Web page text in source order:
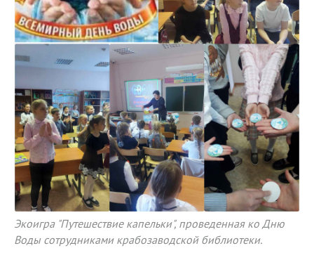
Экоигра "Путешествие капельки", проведенная ко Дню
Воды сотрудниками крабозаводской библиотеки.